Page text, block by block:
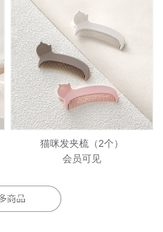
猫咪发夹梳（2个）
会员可见